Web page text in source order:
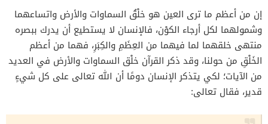
إن من أعظم ما ترى العين هو خلْقُ السماوات والأرض واتساعهما
وشمولهما لكل أرجاء الكوْن، فالإنسان لا يستطيع أن يدرك ببصره
منتهى خلقهما لما فيهما من العِظَمِ والكِبَرِ، فهما من أعظم
الخَلْقِ من حولنا، وقد ذكر القرآن خلْق السماوات والأرض في العديد
من الآيات؛ لكي يتذكر الإنسان دومًا أن الله تعالى على كل شيءٍ
قدير، فقال تعالى: